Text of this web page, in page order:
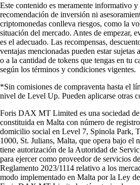
Este contenido es meramente informativo
recomendación de inversión ni
criptomonedas conlleva riesgos, como la
situación del mercado. Antes de empezar,
es el adecuado. Las recompensas,
ventajas mencionadas pueden estar sujetas
o a la cantidad de tokens que tengas en tu
según los términos y condiciones vigentes.
*Sin comisiones de compraventa hasta el
nivel de Level Up. Pueden aplicarse otras
Foris DAX MT Limited es una sociedad
constituida en Malta con número de
domicilio social en Level 7, Spinola Park,
1000, St. Julians, Malta, que opera bajo el
tiene autorización de la Autoridad de
para ejercer como proveedor de servicios
Reglamento 2023/1114 relativo a los
modo implementado en Malta por la Ley